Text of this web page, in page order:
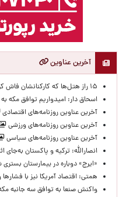
آخرین عناوین
۱۵ راز هتل‌ها که کارکنانشان فاش کردند
اسحاق دار: امیدواریم توافق مکه
آخرین عناوین روزنامه‌های اقتصادی
آخرین عناوین روزنامه‌های ورزشی
آخرین عناوین روزنامه‌های سیاسی
انصارالله: ترکیه و پاکستان به‌جای
«ایرج» دوباره در بیمارستان
همتی: اقتصاد آمریکا نیز با
واکنش صنعا به توافق سه جانبه